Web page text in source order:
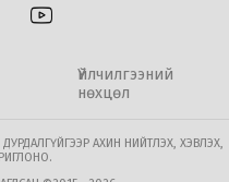
Үйлчилгээний
нөхцөл
АХИН НИЙТЛЭХ, ХЭВЛЭХ,